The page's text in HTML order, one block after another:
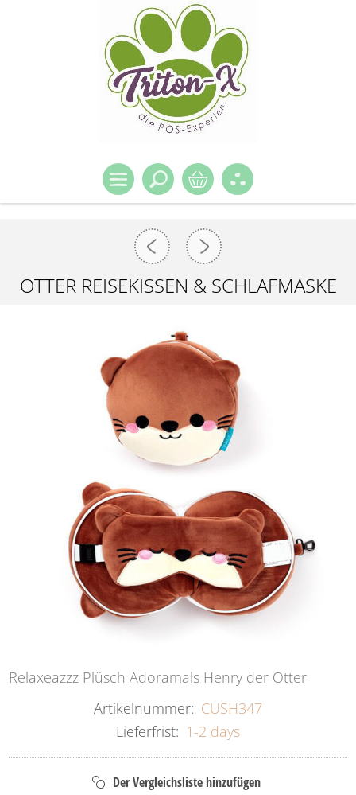
OTTER REISEKISSEN & SCHLAFMASKE
Relaxeazzz Plüsch Adoramals Henry der Otter
Artikelnummer: CUSH347
Lieferfrist: 1-2 days